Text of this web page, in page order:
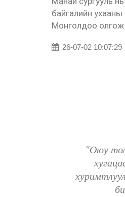
байгалийн
Монголдоо олгож
26-07-02 10:07:29
"Оюу